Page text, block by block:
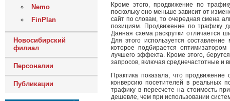
Nemo
FinPlan
Новосибирский
филиал
Персоналии
Публикации
Кроме этого, продвижение по
поскольку оно меньше зависит от
сайт по словам, то очередная смена
позициям. Продвижение по трафику
Данная схема раскрутки отличается
Для этого используется
которое подбирается
лучшего эффекта. Кроме этого,
запросов, включая среднечастотные и
Практика показала, что
конверсию посетителей в реальных
трафику в пересчете на стоимость
дешевле, чем при использовании